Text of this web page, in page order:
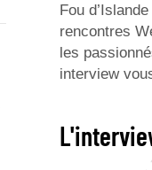
Fou
rencontres
les
interview